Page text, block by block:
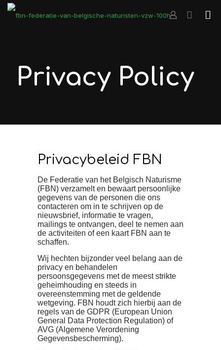
Privacy Policy
Privacybeleid FBN
De Federatie van het Belgisch Naturisme
(FBN) verzamelt en bewaart persoonlijke
gegevens van de personen die ons
contacteren om in te schrijven op de
nieuwsbrief, informatie te vragen,
mailings te ontvangen, deel te nemen aan
de activiteiten of een kaart FBN aan te
schaffen.
Wij hechten bijzonder veel belang aan de
privacy en behandelen
persoonsgegevens met de meest strikte
geheimhouding en steeds in
overeenstemming met de geldende
wetgeving. FBN houdt zich hierbij aan de
regels van de GDPR (European Union
General Data Protection Regulation) of
AVG (Algemene Verordening
Gegevensbescherming).